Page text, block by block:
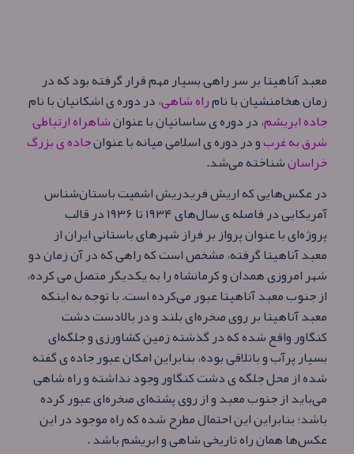
معبد آناهیتا بر سر راهی بسیار مهم قرار گرفته بود که در
زمان هخامنشیان با نامراه شاهی، در دوره ی اشکانیان با نام
جاده ابریشم، در دوره ی ساسانیان با عنوانشاهراه ارتباطی
شرق به غربو در دوره ی اسلامی میانه با عنوانجاده ی بزرگ
خراسانشناخته می‌شد.
در عکس‌هایی که اریش فریدریش اشمیت باستان‌شناس
آمریکایی در فاصله ی سال‌های ۱۹۳۴ تا ۱۹۳۶ در قالب
پروژه‌ای با عنوان پرواز بر فراز شهرهای باستانی ایران از
معبد آناهیتا گرفته، مشخص است که راهی که در آن زمان دو
شهر امروزی همدان و کرمانشاه را به یکدیگر متصل می کرده،
از جنوب معبد آناهیتا عبور می‌کرده‌ است. با توجه به اینکه
معبد آناهیتا بر روی صخره‌ای بلند و در بالادست دشت
کنگاور واقع شده که در گذشته زمین کشاورزی و جلگه‌ای
بسیار پرآب و باتلاقی بوده، بنابراین امکان عبور جاده ی گفته
شده از محل جلگه ی دشت کنگاور وجود نداشته و راه شاهی
می‌باید از جنوب معبد و از روی پشته‌ای صخره‌ای عبور کرده
باشد؛ بنابراین این احتمال مطرح شده که راه موجود در این
عکس‌ها همان راه تاریخی شاهی و ابریشم باشد .